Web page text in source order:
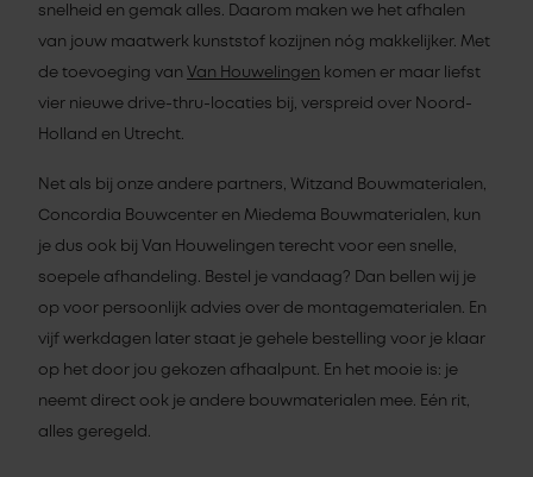
snelheid en gemak alles. Daarom maken we het afhalen
van jouw maatwerk kunststof kozijnen nóg makkelijker. Met
de toevoeging van Van Houwelingen komen er maar liefst
vier nieuwe drive-thru-locaties bij, verspreid over Noord-
Holland en Utrecht.
Net als bij onze andere partners, Witzand Bouwmaterialen,
Concordia Bouwcenter en Miedema Bouwmaterialen, kun
je dus ook bij Van Houwelingen terecht voor een snelle,
soepele afhandeling. Bestel je vandaag? Dan bellen wij je
op voor persoonlijk advies over de montagematerialen. En
vijf werkdagen later staat je gehele bestelling voor je klaar
op het door jou gekozen afhaalpunt. En het mooie is: je
neemt direct ook je andere bouwmaterialen mee. Eén rit,
alles geregeld.